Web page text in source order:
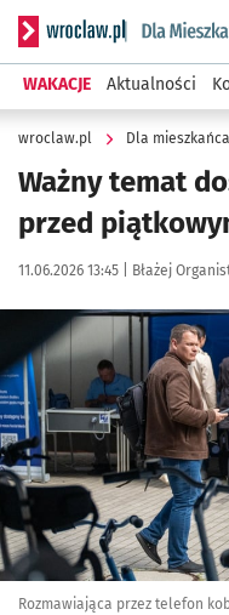
Serwis informacyjny
WAKACJE Aktualności
wroclaw.pl Dla mieszkańca
Ważny temat
przed
Data publikacji:
11.06.2026 13:45 | Autor:
Błażej
Kliknij, aby zobaczyć
Rozmawiająca przez telefon